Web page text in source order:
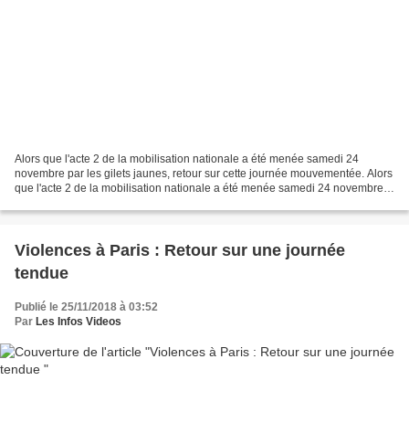
Alors que l'acte 2 de la mobilisation nationale a été menée samedi 24
novembre par les gilets jaunes, retour sur cette journée mouvementée. Alors
que l'acte 2 de la mobilisation nationale a été menée samedi 24 novembre
Violences à Paris : Retour sur une journée
tendue
Publié le 25/11/2018 à 03:52
Par Les Infos Videos